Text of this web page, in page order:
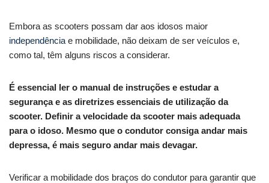
Embora as scooters possam dar aos idosos maior
independência e mobilidade, não deixam de ser veículos e,
como tal, têm alguns riscos a considerar.
É essencial ler o manual de instruções e estudar a
segurança e as diretrizes essenciais de utilização da
scooter. Definir a velocidade da scooter mais adequada
para o idoso. Mesmo que o condutor consiga andar mais
depressa, é mais seguro andar mais devagar.
Verificar a mobilidade dos braços do condutor para garantir que